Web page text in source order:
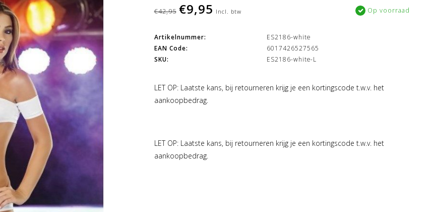
€42,95 €9,95 Incl. btw Op voorraad
Artikelnummer:
ES2186-white
EAN Code:
6017426527565
SKU:
ES2186-white-L
LET OP: Laatste kans, bij retourneren krijg je een kortingscode t.w.v. het
aankoopbedrag.
LET OP: Laatste kans, bij retourneren krijg je een kortingscode t.w.v. het
aankoopbedrag.